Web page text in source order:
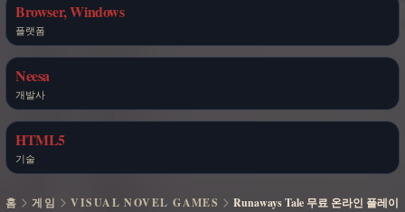
Browser, Windows
플랫폼
Neesa
개발사
HTML5
기술
홈 게임 VISUAL NOVEL GAMES Runaways Tale 무료 온라인 플레이